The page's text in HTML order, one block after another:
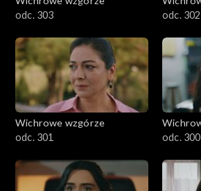
odc. 303
odc. 302
Wichrowe wzgórze
odc. 301
odc. 300